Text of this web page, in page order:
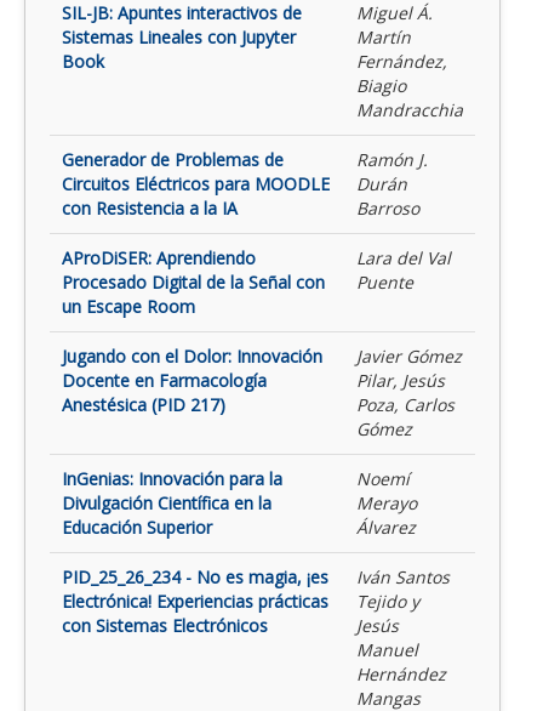
SIL-JB: Apuntes interactivos de
Sistemas Lineales con Jupyter
Book
Miguel Á.
Martín
Fernández,
Biagio
Mandracchia
Generador de Problemas de
Circuitos Eléctricos para MOODLE
con Resistencia a la IA
Ramón J.
Durán
Barroso
AProDiSER: Aprendiendo
Procesado Digital de la Señal con
un Escape Room
Lara del Val
Puente
Jugando con el Dolor: Innovación
Docente en Farmacología
Anestésica (PID 217)
Javier Gómez
Pilar, Jesús
Poza, Carlos
Gómez
InGenias: Innovación para la
Divulgación Científica en la
Educación Superior
Noemí
Merayo
Álvarez
PID_25_26_234 - No es magia, ¡es
Electrónica! Experiencias prácticas
con Sistemas Electrónicos
Iván Santos
Tejido y
Jesús
Manuel
Hernández
Mangas